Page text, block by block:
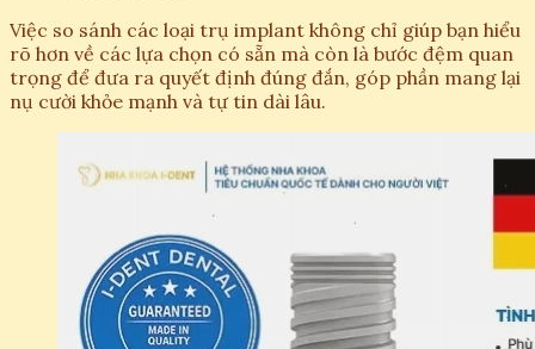
Việc so sánh các loại trụ implant không chỉ giúp bạn hiểu
rõ hơn về các lựa chọn có sẵn mà còn là bước đệm quan
trọng để đưa ra quyết định đúng đắn, góp phần mang lại
nụ cười khỏe mạnh và tự tin dài lâu.